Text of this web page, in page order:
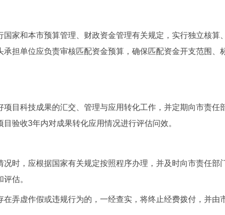
家和本市预算管理、财政资金管理有关规定，实行独立核
担单位应负责审核匹配资金预算，确保匹配资金开支范围
目科技成果的汇交、管理与应用转化工作，并定期向市责
验收3年内对成果转化应用情况进行评估问效。
时，应根据国家有关规定按照程序办理，并及时向市责任部
估。
弄虚作假或违规行为的，一经查实，将终止经费拨付，并由